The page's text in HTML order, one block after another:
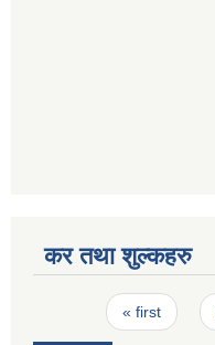
कर तथा शुल्कहरु
Pages« first